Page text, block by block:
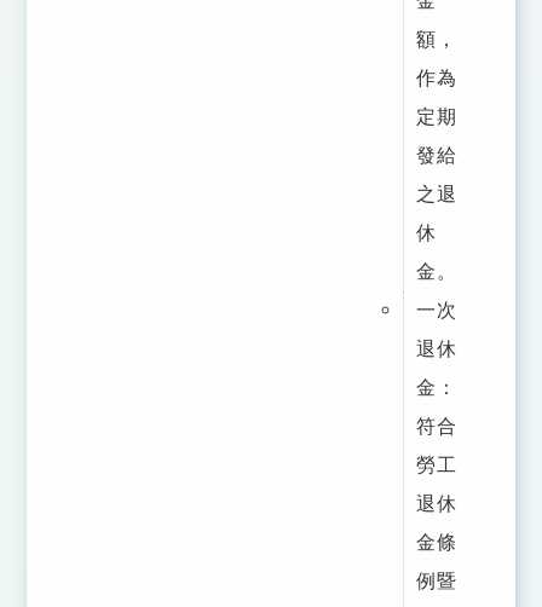
額，
作為
定期
發給
之退
休
金。
一次
退休
金：
符合
勞工
退休
金條
例暨